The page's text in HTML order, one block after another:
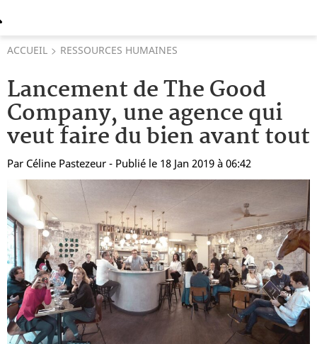
ACCUEIL RESSOURCES HUMAINES
Lancement de The Good
Company, une agence qui
veut faire du bien avant tout
Par Céline Pastezeur - Publié le 18 Jan 2019 à 06:42